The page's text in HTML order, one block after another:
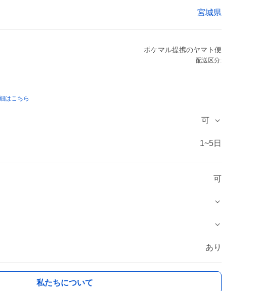
宮城県
ポケマル提携のヤマト便
配送区分:
はこちら
可
1~5日
可
あり
私たちについて